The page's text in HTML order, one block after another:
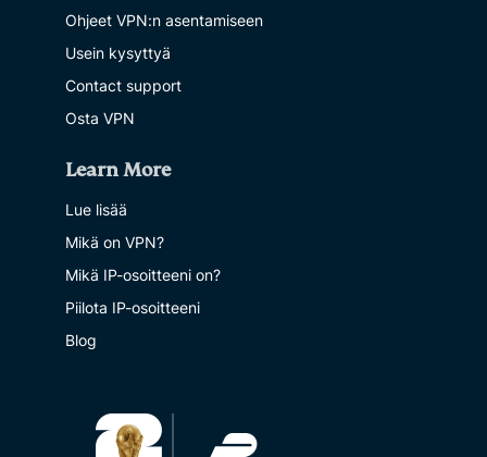
Ohjeet VPN:n asentamiseen
Usein kysyttyä
Contact support
Osta VPN
Learn More
Lue lisää
Mikä on VPN?
Mikä IP-osoitteeni on?
Piilota IP-osoitteeni
Blog